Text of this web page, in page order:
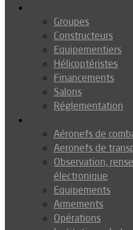
Groupes
Constructeurs
Equipementiers
Hélicoptéristes
Financements
Salons
Réglementation
Aéronefs de
Aeronefs de
Observation,
électronique
Equipements
Armements
Opérations